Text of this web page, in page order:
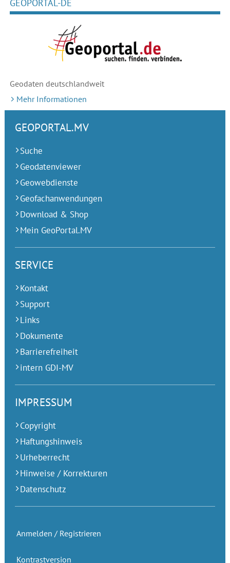
GEOPORTAL-DE
Geodaten deutschlandweit
Mehr Informationen
GEOPORTAL.MV
Suche
Geodatenviewer
Geowebdienste
Geofachanwendungen
Download & Shop
Mein GeoPortal.MV
SERVICE
Kontakt
Support
Links
Dokumente
Barrierefreiheit
intern GDI-MV
IMPRESSUM
Copyright
Haftungshinweis
Urheberrecht
Hinweise / Korrekturen
Datenschutz
Anmelden / Registrieren
Kontrastversion